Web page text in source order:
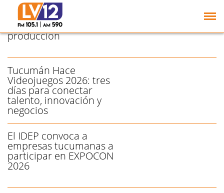
El café tucumano
consolida su potencial
para diversificar la
producción
Tucumán Hace
Videojuegos 2026: tres
días para conectar
talento, innovación y
negocios
El IDEP convoca a
empresas tucumanas a
participar en EXPOCON
2026